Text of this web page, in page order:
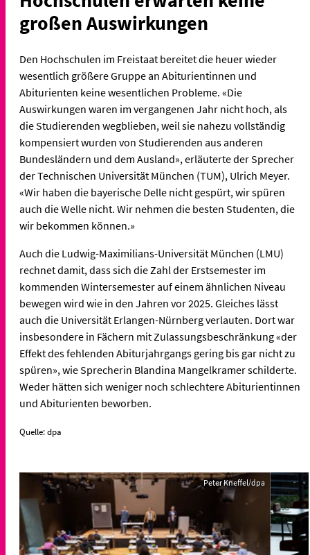
großen Auswirkungen
Den Hochschulen im Freistaat bereitet die heuer wieder
wesentlich größere Gruppe an Abiturientinnen und
Abiturienten keine wesentlichen Probleme. «Die
Auswirkungen waren im vergangenen Jahr nicht hoch, als
die Studierenden wegblieben, weil sie nahezu vollständig
kompensiert wurden von Studierenden aus anderen
Bundesländern und dem Ausland», erläuterte der Sprecher
der Technischen Universität München (TUM), Ulrich Meyer.
«Wir haben die bayerische Delle nicht gespürt, wir spüren
auch die Welle nicht. Wir nehmen die besten Studenten, die
wir bekommen können.»
Auch die Ludwig-Maximilians-Universität München (LMU)
rechnet damit, dass sich die Zahl der Erstsemester im
kommenden Wintersemester auf einem ähnlichen Niveau
bewegen wird wie in den Jahren vor 2025. Gleiches lässt
auch die Universität Erlangen-Nürnberg verlauten. Dort war
insbesondere in Fächern mit Zulassungsbeschränkung «der
Effekt des fehlenden Abiturjahrgangs gering bis gar nicht zu
spüren», wie Sprecherin Blandina Mangelkramer schilderte.
Weder hätten sich weniger noch schlechtere Abiturientinnen
und Abiturienten beworben.
Quelle: dpa
Peter Kneffel/dpa